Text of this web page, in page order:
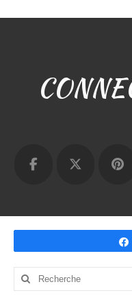
Rechercher